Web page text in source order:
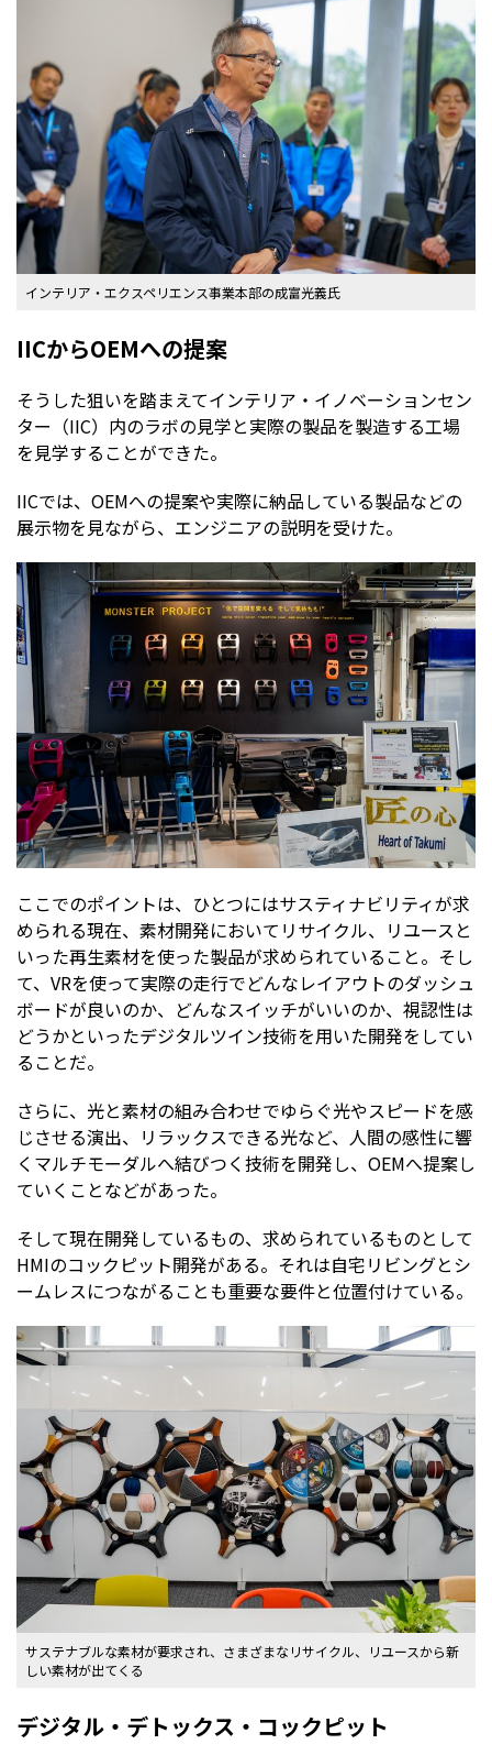
インテリア・エクスペリエンス事業本部の成富光義氏
IICからOEMへの提案
そうした狙いを踏まえてインテリア・イノベーションセン
ター（IIC）内のラボの見学と実際の製品を製造する工場
を見学することができた。
IICでは、OEMへの提案や実際に納品している製品などの
展示物を見ながら、エンジニアの説明を受けた。
ここでのポイントは、ひとつにはサスティナビリティが求
められる現在、素材開発においてリサイクル、リユースと
いった再生素材を使った製品が求められていること。そし
て、VRを使って実際の走行でどんなレイアウトのダッシュ
ボードが良いのか、どんなスイッチがいいのか、視認性は
どうかといったデジタルツイン技術を用いた開発をしてい
ることだ。
さらに、光と素材の組み合わせでゆらぐ光やスピードを感
じさせる演出、リラックスできる光など、人間の感性に響
くマルチモーダルへ結びつく技術を開発し、OEMへ提案し
ていくことなどがあった。
そして現在開発しているもの、求められているものとして
HMIのコックピット開発がある。それは自宅リビングとシ
ームレスにつながることも重要な要件と位置付けている。
サステナブルな素材が要求され、さまざまなリサイクル、リユースから新
しい素材が出てくる
デジタル・デトックス・コックピット